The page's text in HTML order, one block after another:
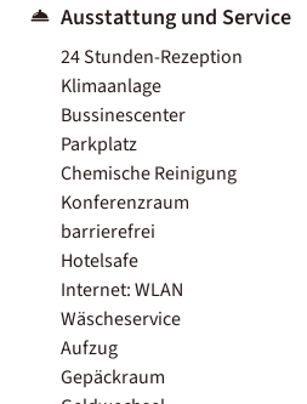
Ausstattung und Service
24 Stunden-Rezeption
Klimaanlage
Bussinescenter
Parkplatz
Chemische Reinigung
Konferenzraum
barrierefrei
Hotelsafe
Internet: WLAN
Wäscheservice
Aufzug
Gepäckraum